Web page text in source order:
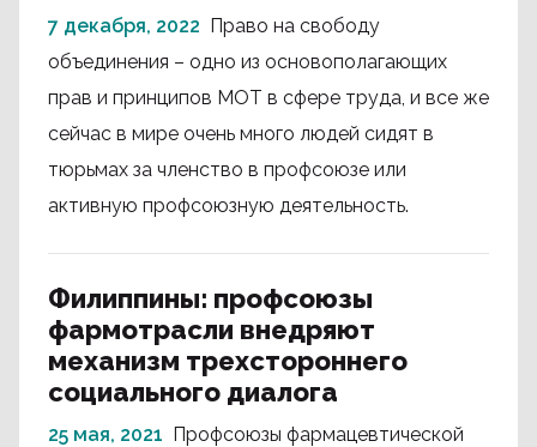
7 декабря, 2022 Право на свободу
объединения – одно из основополагающих
прав и принципов МОТ в сфере труда, и все же
сейчас в мире очень много людей сидят в
тюрьмах за членство в профсоюзе или
активную профсоюзную деятельность.
Филиппины: профсоюзы
фармотрасли внедряют
механизм трехстороннего
социального диалога
25 мая, 2021 Профсоюзы фармацевтической